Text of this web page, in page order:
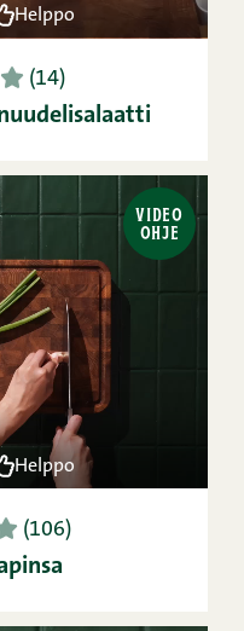
Helppo
5 (14)
VIDEO
OHJE
Helppo
5 (106)